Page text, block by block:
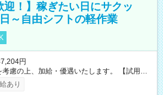
迎！】稼ぎたい日にサクッ
～自由シフトの軽作業
円
の上、加給・優遇いたします。 【試用期
あり